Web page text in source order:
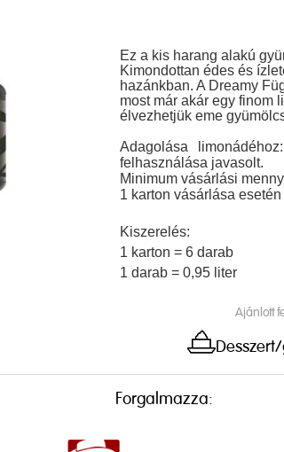
Ez a kis harang alakú
Kimondottan édes és
hazánkban. A Dreamy
most már akár egy finom
élvezhetjük eme
Adagolása
felhasználása javasolt.
Minimum vásárlási
1 karton vásárlása
Kiszerelés:
1 karton = 6 darab
1 darab = 0,95 liter
Ajánlott
Forgalmazza: